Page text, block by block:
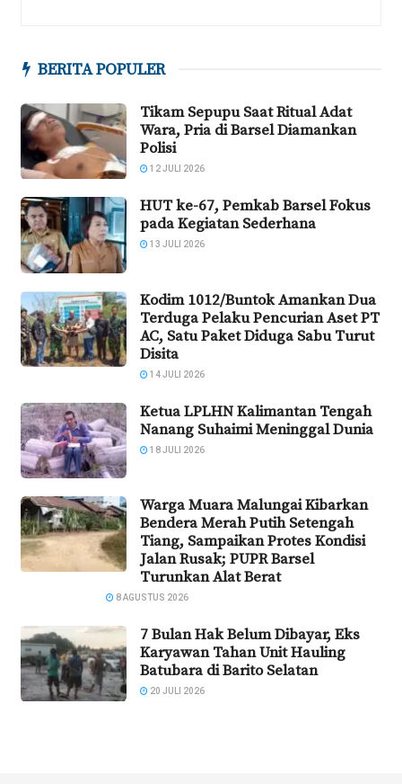
BERITA POPULER
Tikam Sepupu Saat Ritual Adat
Wara, Pria di Barsel Diamankan
Polisi
12 JULI 2026
HUT ke-67, Pemkab Barsel Fokus
pada Kegiatan Sederhana
13 JULI 2026
Kodim 1012/Buntok Amankan Dua
Terduga Pelaku Pencurian Aset PT
AC, Satu Paket Diduga Sabu Turut
Disita
14 JULI 2026
Ketua LPLHN Kalimantan Tengah
Nanang Suhaimi Meninggal Dunia
18 JULI 2026
Warga Muara Malungai Kibarkan
Bendera Merah Putih Setengah
Tiang, Sampaikan Protes Kondisi
Jalan Rusak; PUPR Barsel
Turunkan Alat Berat
8 AGUSTUS 2026
7 Bulan Hak Belum Dibayar, Eks
Karyawan Tahan Unit Hauling
Batubara di Barito Selatan
20 JULI 2026